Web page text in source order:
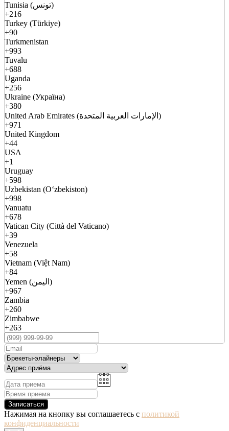
Tunisia (تونس)
+216
Turkey (Türkiye)
+90
Turkmenistan
+993
Tuvalu
+688
Uganda
+256
Ukraine (Україна)
+380
United Arab Emirates (الإمارات العربية المتحدة)
+971
United Kingdom
+44
USA
+1
Uruguay
+598
Uzbekistan (Oʻzbekiston)
+998
Vanuatu
+678
Vatican City (Città del Vaticano)
+39
Venezuela
+58
Vietnam (Việt Nam)
+84
Yemen (اليمن)
+967
Zambia
+260
Zimbabwe
+263
Записаться
Нажимая на кнопку вы соглашаетесь с политикой
конфиденциальности